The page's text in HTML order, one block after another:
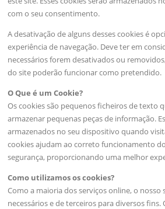
com o seu consentimento.
A desativação de alguns desses cookies é
experiência de navegação. Deve ter em
necessários forem desativados ou
do site poderão funcionar como pretendido.
O Que é um Cookie?
Os cookies são pequenos ficheiros de texto
armazenar pequenas peças de informação.
armazenados no seu dispositivo quando
cookies ajudam ao correto funcionamento
segurança, proporcionando uma melhor
Como utilizamos os cookies?
Como a maioria dos serviços online, o nosso
necessários e de terceiros para diversos fins.